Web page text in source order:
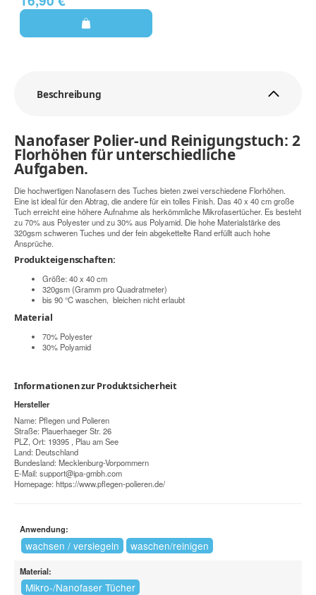
Beschreibung
Nanofaser Polier-und Reinigungstuch: 2
Florhöhen für unterschiedliche
Aufgaben.
Die hochwertigen Nanofasern des Tuches bieten zwei verschiedene Florhöhen.
Eine ist ideal für den Abtrag, die andere für ein tolles Finish. Das 40 x 40 cm große
Tuch erreicht eine höhere Aufnahme als herkömmliche Mikrofasertücher. Es besteht
zu 70% aus Polyester und zu 30% aus Polyamid. Die hohe Materialstärke des
320gsm schweren Tuches und der fein abgekettelte Rand erfüllt auch hohe
Ansprüche.
Produkteigenschaften:
Größe: 40 x 40 cm
320gsm (Gramm pro Quadratmeter)
bis 90 °C waschen, bleichen nicht erlaubt
Material
70% Polyester
30% Polyamid
Informationen zur Produktsicherheit
Hersteller
Name: Pflegen und Polieren
Straße: Plauerhaeger Str. 26
PLZ, Ort: 19395 , Plau am See
Land: Deutschland
Bundesland: Mecklenburg-Vorpommern
E-Mail: support@ipa-gmbh.com
Homepage: https://www.pflegen-polieren.de/
Anwendung:
wachsen / versiegeln waschen/reinigen
Material:
Mikro-/Nanofaser Tücher